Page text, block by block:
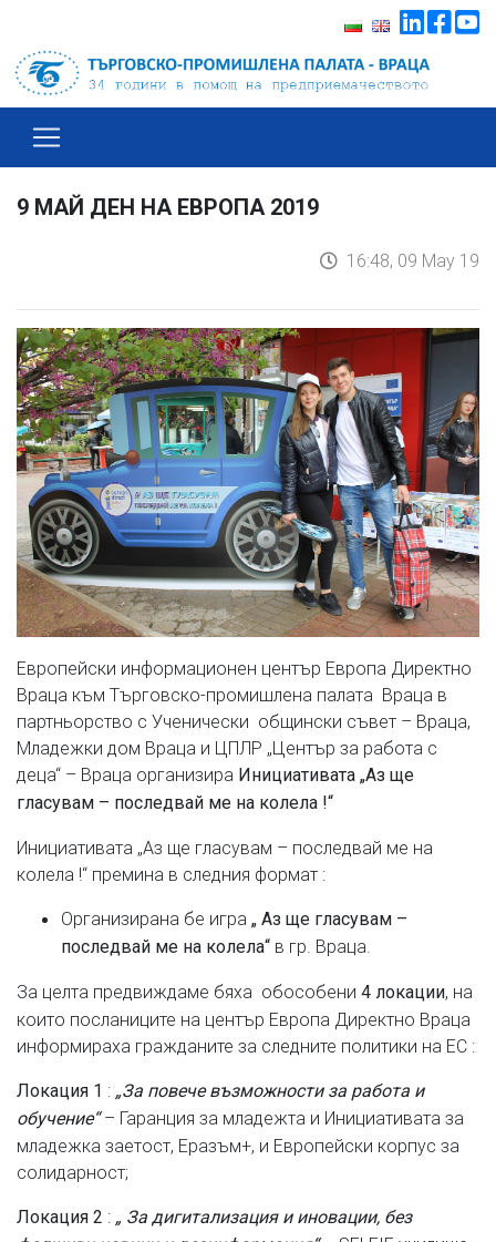
9 МАЙ ДЕН НА ЕВРОПА 2019
16:48, 09 May 19
Европейски информационен център Европа Директно
Враца към Търговско-промишлена палата Враца в
партньорство с Ученически общински съвет – Враца,
Младежки дом Враца и ЦПЛР „Център за работа с
деца“ – Враца организира Инициативата „Аз ще
гласувам – последвай ме на колела !“
Инициативата „Аз ще гласувам – последвай ме на
колела !“ премина в следния формат :
Организирана бе игра „ Аз ще гласувам –
последвай ме на колела“ в гр. Враца.
За целта предвиждаме бяха обособени 4 локации, на
които посланиците на център Европа Директно Враца
информираха гражданите за следните политики на ЕС :
Локация 1 : „За повече възможности за работа и
обучение“– Гаранция за младежта и Инициативата за
младежка заетост, Еразъм+, и Европейски корпус за
солидарност;
Локация 2 : „ За дигитализация и иновации, без